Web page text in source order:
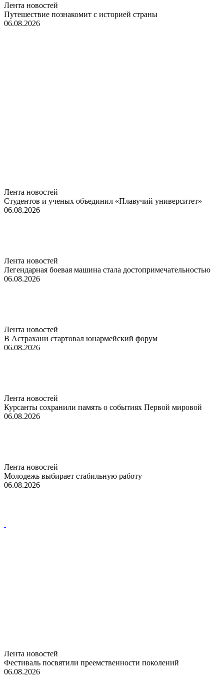
Лента новостей
Путешествие познакомит с историей страны
06.08.2026
Лента новостей
Студентов и ученых объединил «Плавучий университет»
06.08.2026
Лента новостей
Легендарная боевая машина стала достопримечательностью
06.08.2026
Лента новостей
В Астрахани стартовал юнармейский форум
06.08.2026
Лента новостей
Курсанты сохранили память о событиях Первой мировой
06.08.2026
Лента новостей
Молодежь выбирает стабильную работу
06.08.2026
Лента новостей
Фестиваль посвятили преемственности поколений
06.08.2026